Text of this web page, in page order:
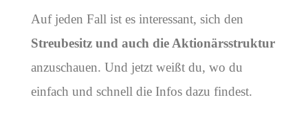
Auf jeden Fall ist es interessant, sich den
Streubesitz und auch die Aktionärsstruktur
anzuschauen. Und jetzt weißt du, wo du
einfach und schnell die Infos dazu findest.